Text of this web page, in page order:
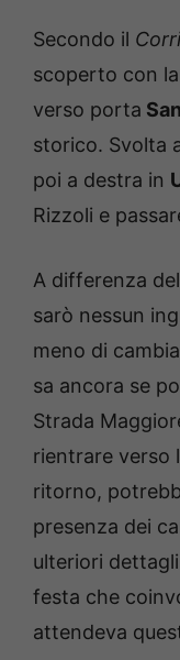
Secondo il
scoperto con
verso porta
storico. Svolta
poi a destra in
Rizzoli e
A differenza
sarò nessun
meno di
sa ancora se
Strada
rientrare verso
ritorno,
presenza dei
ulteriori
festa che
attendeva